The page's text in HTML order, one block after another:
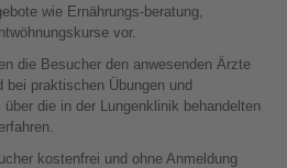
wie Ernährungs-beratung,
vor.
die Besucher den anwesenden Ärzte
praktischen Übungen und
die in der Lungenklinik behandelten
kostenfrei und ohne Anmeldung